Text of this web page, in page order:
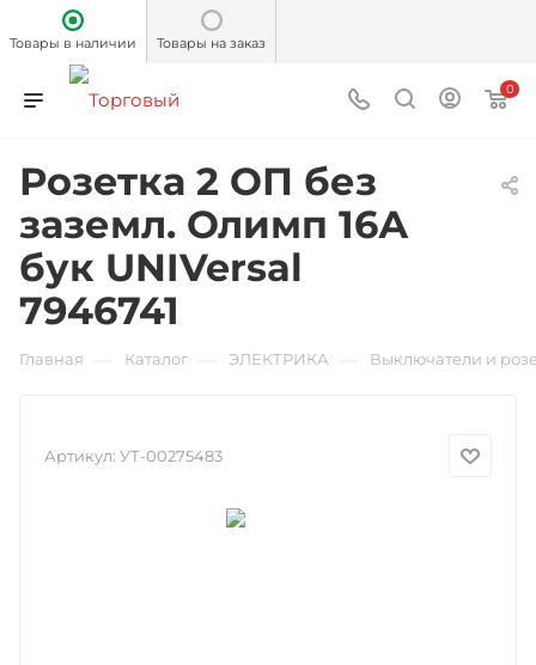
Товары в наличии Товары на заказ
0
Розетка 2 ОП без
заземл. Олимп 16А
бук UNIVersal
7946741
Главная Каталог ЭЛЕКТРИКА Выключатели и
Артикул: УТ-00275483